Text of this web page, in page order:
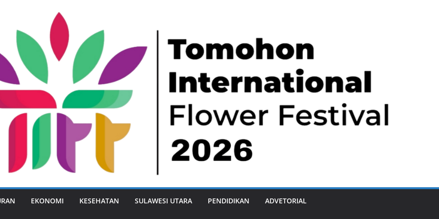
EKONOMI KESEHATAN SULAWESI UTARA PENDIDIKAN ADVETORIAL